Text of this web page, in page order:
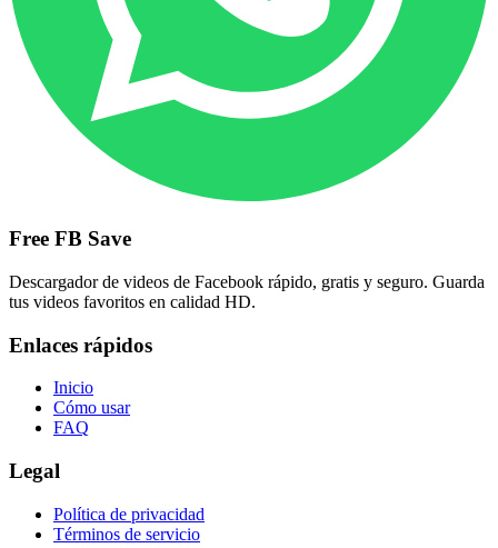
Free FB Save
Descargador de videos de Facebook rápido, gratis y seguro. Guarda
tus videos favoritos en calidad HD.
Enlaces rápidos
Inicio
Cómo usar
FAQ
Legal
Política de privacidad
Términos de servicio